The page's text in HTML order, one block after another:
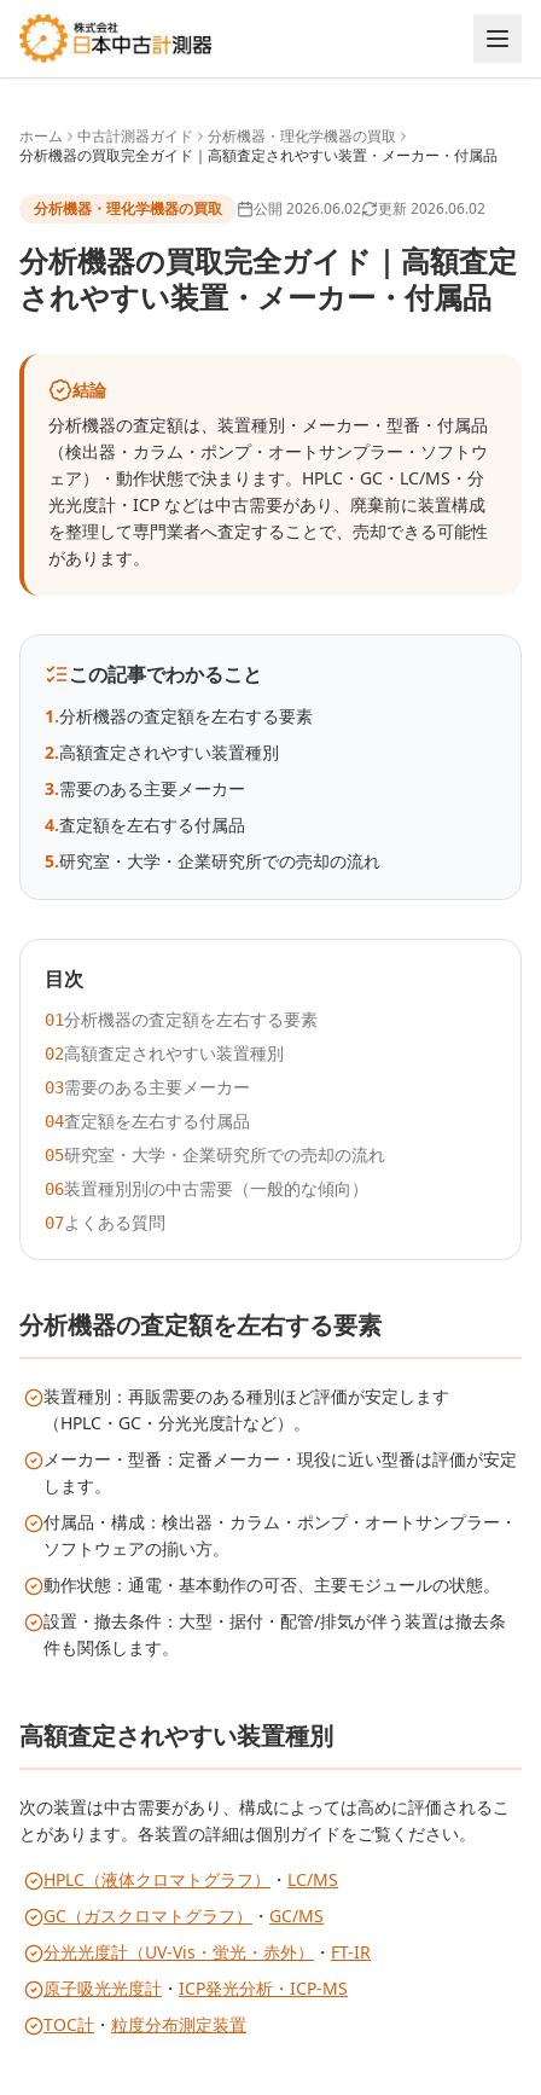
ホーム 中古計測器ガイド
分析機器・理化学機器の買取
分析機器の買取完全ガイド｜高額査定されやすい装置・メーカー・付属品
分析機器・理化学機器の買取 公開 2026.06.02 更新2026.06.02
分析機器の買取完全ガイド｜高額査定
されやすい装置・メーカー・付属品
結論
分析機器の査定額は、装置種別・メーカー・型番・付属品
（検出器・カラム・ポンプ・オートサンプラー・ソフトウ
ェア）・動作状態で決まります。HPLC・GC・LC/MS・分
光光度計・ICP などは中古需要があり、廃棄前に装置構成
を整理して専門業者へ査定することで、売却できる可能性
があります。
この記事でわかること
1.分析機器の査定額を左右する要素
2.高額査定されやすい装置種別
3.需要のある主要メーカー
4.査定額を左右する付属品
5.研究室・大学・企業研究所での売却の流れ
目次
01分析機器の査定額を左右する要素
02高額査定されやすい装置種別
03需要のある主要メーカー
04査定額を左右する付属品
05研究室・大学・企業研究所での売却の流れ
06装置種別別の中古需要（一般的な傾向）
07よくある質問
分析機器の査定額を左右する要素
装置種別：再販需要のある種別ほど評価が安定します
（HPLC・GC・分光光度計など）。
メーカー・型番：定番メーカー・現役に近い型番は評価が安定
します。
付属品・構成：検出器・カラム・ポンプ・オートサンプラー・
ソフトウェアの揃い方。
動作状態：通電・基本動作の可否、主要モジュールの状態。
設置・撤去条件：大型・据付・配管/排気が伴う装置は撤去条
件も関係します。
高額査定されやすい装置種別
次の装置は中古需要があり、構成によっては高めに評価されるこ
とがあります。各装置の詳細は個別ガイドをご覧ください。
HPLC（液体クロマトグラフ）
・ LC/MS
GC（ガスクロマトグラフ）
・ GC/MS
分光光度計（UV-Vis・蛍光・赤外）
・ FT-IR
原子吸光光度計 ・ ICP発光分析・ICP-MS
TOC計 ・ 粒度分布測定装置